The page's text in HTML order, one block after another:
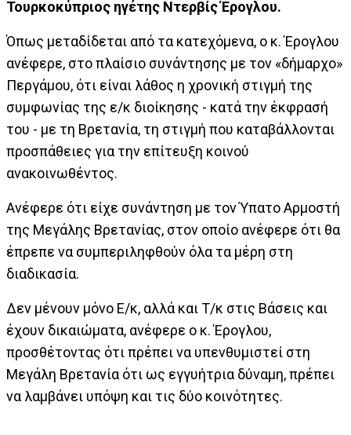
Τουρκοκύπριος ηγέτης Ντερβίς Έρογλου.
Όπως μεταδίδεται από τα κατεχόμενα, ο κ. Έρογλου
ανέφερε, στο πλαίσιο συνάντησης με τον «δήμαρχο»
Περγάμου, ότι είναι λάθος η χρονική στιγμή της
συμφωνίας της ε/κ διοίκησης - κατά την έκφρασή
του - με τη Βρετανία, τη στιγμή που καταβάλλονται
προσπάθειες για την επίτευξη κοινού
ανακοινωθέντος.
Ανέφερε ότι είχε συνάντηση με τον Ύπατο Αρμοστή
της Μεγάλης Βρετανίας, στον οποίο ανέφερε ότι θα
έπρεπε να συμπεριληφθούν όλα τα μέρη στη
διαδικασία.
Δεν μένουν μόνο Ε/κ, αλλά και Τ/κ στις Βάσεις και
έχουν δικαιώματα, ανέφερε ο κ. Έρογλου,
προσθέτοντας ότι πρέπει να υπενθυμιστεί στη
Μεγάλη Βρετανία ότι ως εγγυήτρια δύναμη, πρέπει
να λαμβάνει υπόψη και τις δύο κοινότητες.